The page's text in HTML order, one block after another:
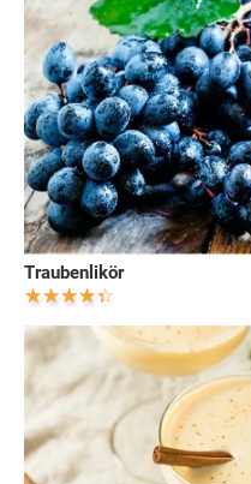
Traubenlikör